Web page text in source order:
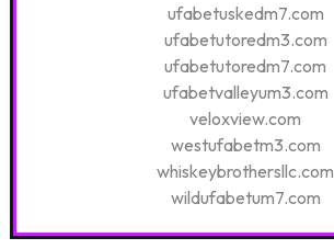
ufabetuskedm7.com
ufabetutoredm3.com
ufabetutoredm7.com
ufabetvalleyum3.com
veloxview.com
westufabetm3.com
whiskeybrothersllc.com
wildufabetum7.com